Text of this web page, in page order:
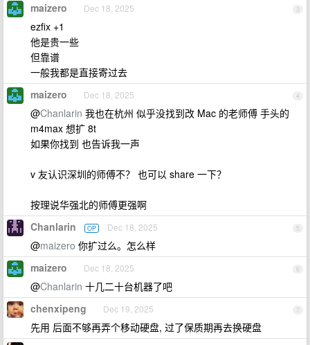
3
maizero Dec 18, 2025
ezfix +1
他是贵一些
但靠谱
一般我都是直接寄过去
4
maizero Dec 18, 2025
@Chanlarin 我也在杭州 似乎没找到改 Mac 的老师傅 手头的
m4max 想扩 8t
如果你找到 也告诉我一声
v 友认识深圳的师傅不？ 也可以 share 一下？
按理说华强北的师傅更强啊
5
Chanlarin OP Dec 18, 2025
@maizero 你扩过么。怎么样
6
maizero Dec 18, 2025
@Chanlarin 十几二十台机器了吧
7
chenxipeng Dec 19, 2025
先用 后面不够再弄个移动硬盘, 过了保质期再去换硬盘